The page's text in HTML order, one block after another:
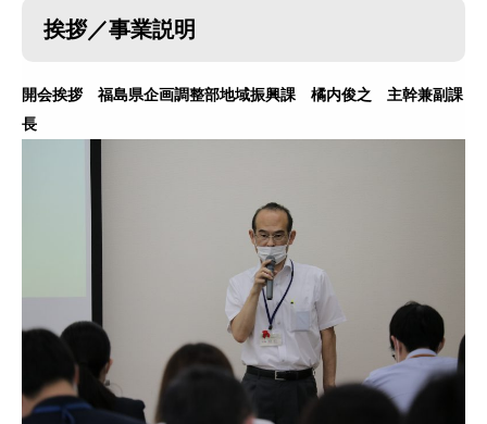
挨拶／事業説明
開会挨拶 福島県企画調整部地域振興課 橘内俊之 主幹兼副課
長